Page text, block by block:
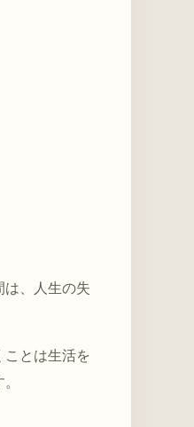
は、人生の失
とは生活を